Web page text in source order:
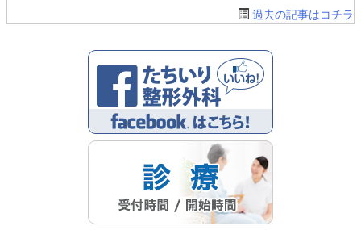
過去の記事はコチラ